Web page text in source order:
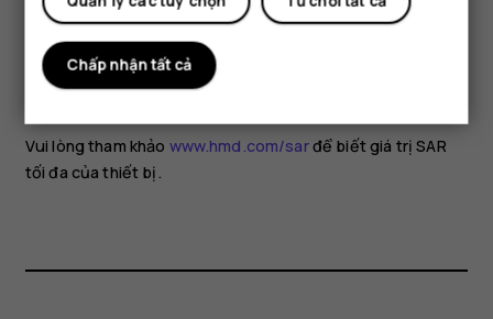
để giữ thiết bị cách xa đầu và cơ thể. Để biết thêm thông
tin và giải thích cũng như thảo luận về tiếp xúc RF, hãy truy
cập vào trang web của WHO tại
Vui lòng tham khảo www.hmd.com/sarđể biết giá trị SAR
tối đa của thiết bị.
Chấp nhận tất cả